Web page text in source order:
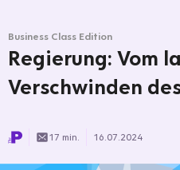
Business Class Edition
Regierung: Vom
Verschwinden
17 min. 16.07.2024